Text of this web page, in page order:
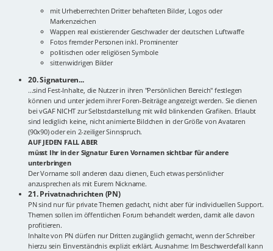
mit Urheberrechten Dritter behafteten Bilder, Logos oder
Markenzeichen
Wappen real existierender Geschwader der deutschen Luftwaffe
Fotos fremder Personen inkl. Prominenter
politischen oder religiösen Symbole
sittenwidrigen Bilder
20. Signaturen...
...sind Fest-Inhalte, die Nutzer in ihren "Persönlichen Bereich" festlegen
können und unter jedem ihrer Foren-Beiträge angezeigt werden. Sie dienen
bei vGAF NICHT zur Selbstdarstellung mit wild blinkenden Grafiken. Erlaubt
sind lediglich keine, nicht animierte Bildchen in der Größe von Avataren
(90x90) oder ein 2-zeiliger Sinnspruch.
AUF JEDEN FALL ABER
müsst Ihr in der Signatur Euren Vornamen sichtbar für andere
unterbringen
Der Vorname soll anderen dazu dienen, Euch etwas persönlicher
anzusprechen als mit Eurem Nickname.
21. Privatnachrichten (PN)
PN sind nur für private Themen gedacht, nicht aber für individuellen Support.
Themen sollen im öffentlichen Forum behandelt werden, damit alle davon
profitieren.
Inhalte von PN dürfen nur Dritten zugänglich gemacht, wenn der Schreiber
hierzu sein Einverständnis explizit erklärt. Ausnahme: Im Beschwerdefall kann